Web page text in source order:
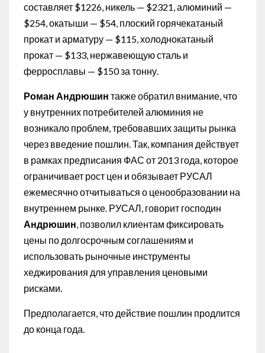
составляет $1226, никель — $2321, алюминий —
$254, окатыши — $54, плоский горячекатаный
прокат и арматуру — $115, холоднокатаный
прокат — $133, нержавеющую сталь и
ферросплавы — $150 за тонну.
Роман Андрюшин также обратил внимание, что
у внутренних потребителей алюминия не
возникало проблем, требовавших защиты рынка
через введение пошлин. Так, компания действует
в рамках предписания ФАС от 2013 года, которое
ограничивает рост цен и обязывает РУСАЛ
ежемесячно отчитываться о ценообразовании на
внутреннем рынке. РУСАЛ, говорит господин
Андрюшин, позволил клиентам фиксировать
цены по долгосрочным соглашениям и
использовать рыночные инструменты
хеджирования для управления ценовыми
рисками.
Предполагается, что действие пошлин продлится
до конца года.